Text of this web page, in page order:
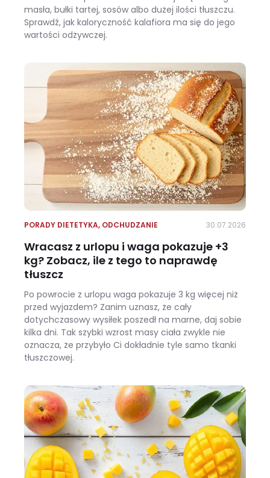
masła, bułki tartej, sosów albo dużej ilości tłuszczu.
Sprawdź, jak kaloryczność kalafiora ma się do jego
wartości odżywczej.
PORADY DIETETYKA, ODCHUDZANIE 30.07.2026
Wracasz z urlopu i waga pokazuje +3
kg? Zobacz, ile z tego to naprawdę
tłuszcz
Po powrocie z urlopu waga pokazuje 3 kg więcej niż
przed wyjazdem? Zanim uznasz, że cały
dotychczasowy wysiłek poszedł na marne, daj sobie
kilka dni. Tak szybki wzrost masy ciała zwykle nie
oznacza, że przybyło Ci dokładnie tyle samo tkanki
tłuszczowej.